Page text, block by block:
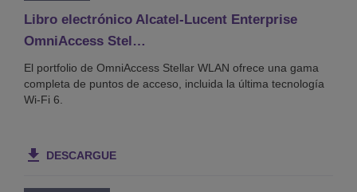
Libro electrónico Alcatel-Lucent Enterprise
OmniAccess Stel…
El portfolio de OmniAccess Stellar WLAN ofrece una gama
completa de puntos de acceso, incluida la última tecnología
Wi-Fi 6.
DESCARGUE